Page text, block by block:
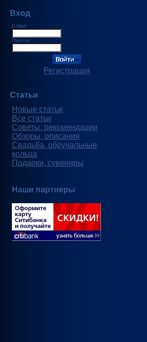
Вход
E-Mail:
Пароль:
Регистрация
Статьи
Новые статьи
Все статьи
Советы, рекомендации
Обзоры, описания
Свадьба, обручальные
кольца
Подарки, сувениры
Наши партнеры